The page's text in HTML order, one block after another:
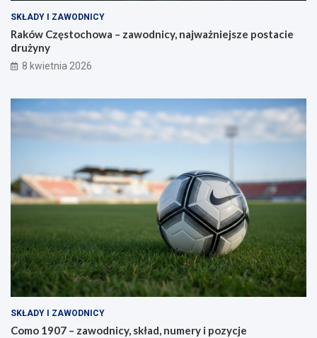
SKŁADY I ZAWODNICY
Raków Częstochowa – zawodnicy, najważniejsze postacie
drużyny
8 kwietnia 2026
SKŁADY I ZAWODNICY
Como 1907 – zawodnicy, skład, numery i pozycje